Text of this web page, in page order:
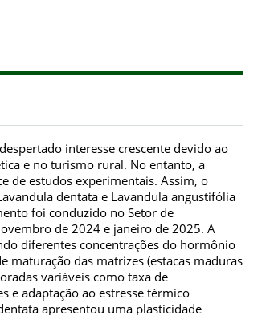
interesse crescente devido ao
e no turismo rural. No entanto, a
de estudos experimentais. Assim, o
dentata e Lavandula angustifólia
foi conduzido no Setor de
de 2024 e janeiro de 2025. A
diferentes concentrações do hormônio
maturação das matrizes (estacas maduras
variáveis como taxa de
e adaptação ao estresse térmico
apresentou uma plasticidade